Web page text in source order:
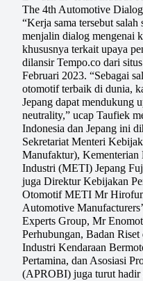
The 4th Automotive
“Kerja sama tersebut
menjalin dialog mengenai
khususnya terkait upaya
dilansir Tempo.co dari
Februari 2023. “Sebagai
otomotif terbaik di dunia,
Jepang dapat mendukung
neutrality,” ucap Taufiek
Indonesia dan Jepang ini
Sekretariat Menteri
Manufaktur), Kementerian
Industri (METI) Jepang
juga Direktur Kebijakan
Otomotif METI Mr
Automotive
Experts Group, Mr
Perhubungan, Badan
Industri Kendaraan
Pertamina, dan Asosiasi
(APROBI) juga turut hadir